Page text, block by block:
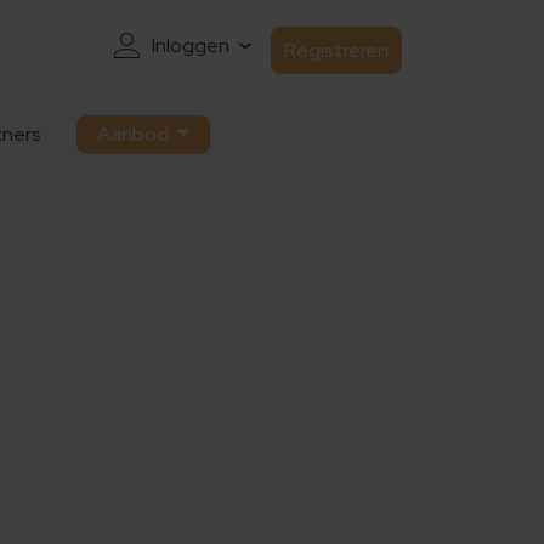
Inloggen Registreren
Aanbod